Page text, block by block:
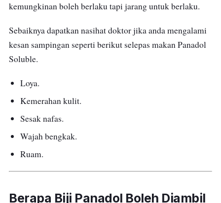
kemungkinan boleh berlaku tapi jarang untuk berlaku.
Sebaiknya dapatkan nasihat doktor jika anda mengalami
kesan sampingan seperti berikut selepas makan Panadol
Soluble.
Loya.
Kemerahan kulit.
Sesak nafas.
Wajah bengkak.
Ruam.
Berapa Biji Panadol Boleh Diambil